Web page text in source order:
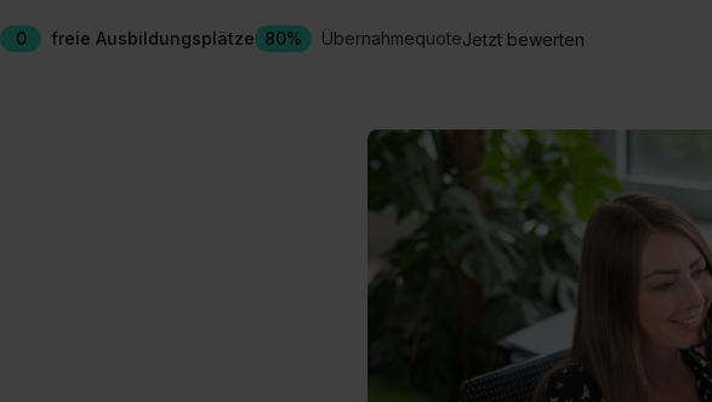
0 freie Ausbildungsplätze 80% ÜbernahmequoteJetzt bewerten